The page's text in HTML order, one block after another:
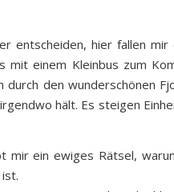
entscheiden, hier fallen mir
mit einem Kleinbus zum
durch den wunderschönen
hält. Es steigen
mir ein ewiges Rätsel,